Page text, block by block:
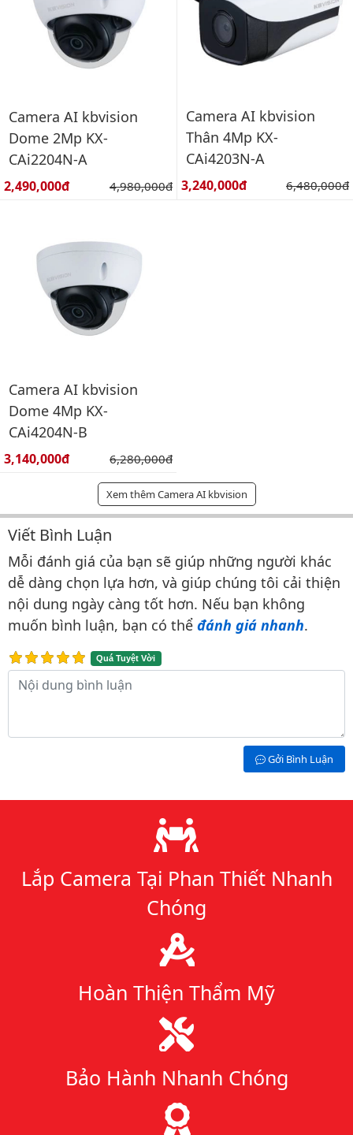
Camera AI kbvision
Dome 2Mp KX-
CAi2204N-A
Giá bán:
2,490,000đ Giá gốc:
4,980,000đ
Camera AI kbvision
Thân 4Mp KX-
CAi4203N-A
Giá bán:
3,240,000đ Giá gốc:
6,480,000đ
Camera AI kbvision
Dome 4Mp KX-
CAi4204N-B
Giá bán:
3,140,000đ Giá gốc:
6,280,000đ
Xem thêm Camera AI kbvision
Bình luận & Đánh giá
Viết Bình Luận
Mỗi đánh giá của bạn sẽ giúp những người khác
dễ dàng chọn lựa hơn, và giúp chúng tôi cải thiện
nội dung ngày càng tốt hơn. Nếu bạn không
muốn bình luận, bạn có thể đánh giá nhanh.
Quá Tuyệt Vời
Nội dung bình luận
Gởi Bình Luận
Lý do chọn chúng tôi
Lắp Camera Tại Phan Thiết Nhanh
Chóng
Hoàn Thiện Thẩm Mỹ
Bảo Hành Nhanh Chóng